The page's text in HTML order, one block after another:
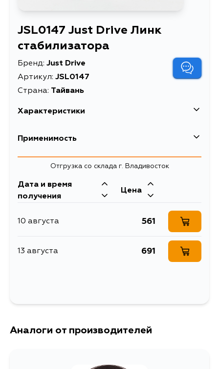
JSL0147 Just Drive Линк
стабилизатора
Бренд: Just Drive
Артикул: JSL0147
Страна: Тайвань
Характеристики
Масса, кг
Товарная группа стойки стабилизатора
Применимость
Отгрузка со склада г. Владивосток
Дата и время
получения
Цена
10 августа 561
13 августа 691
Аналоги от производителей